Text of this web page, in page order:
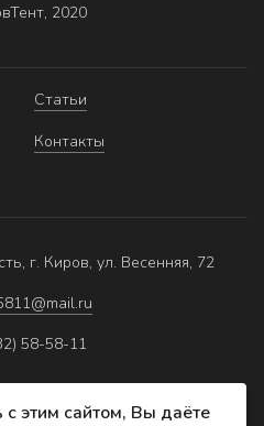
2020
Статьи
Контакты
г. Киров, ул. Весенняя, 72
58-58-11
этим сайтом, Вы даёте